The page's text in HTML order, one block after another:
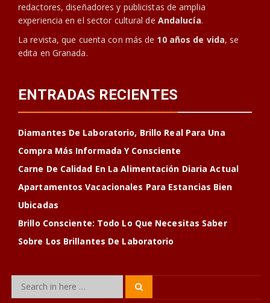
redactores, diseñadores y publicistas de amplia
experiencia en el sector cultural de Andalucía.
La revista, que cuenta con más de 10 años de vida, se
edita en Granada.
ENTRADAS RECIENTES
Diamantes De Laboratorio, Brillo Real Para Una
Compra Más Informada Y Consciente
Carne De Calidad En La Alimentación Diaria Actual
Apartamentos Vacacionales Para Estancias Bien
Ubicadas
Brillo Consciente: Todo Lo Que Necesitas Saber
Sobre Los Brillantes De Laboratorio
Search